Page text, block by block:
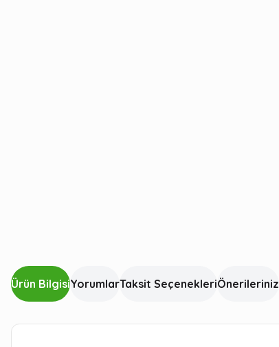
Ürün BilgisiYorumlarTaksit SeçenekleriÖnerileriniz